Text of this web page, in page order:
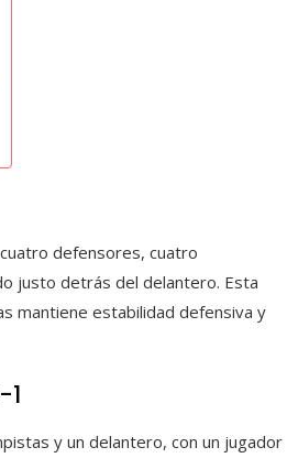
defensores, cuatro
justo detrás del delantero. Esta
mantiene estabilidad defensiva y
y un delantero, con un jugador